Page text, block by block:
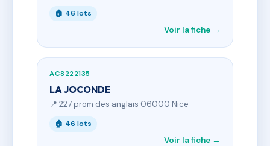
🏠 46 lots
Voir la fiche →
AC8222135
LA JOCONDE
📍 227 prom des anglais 06000 Nice
🏠 46 lots
Voir la fiche →